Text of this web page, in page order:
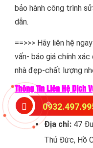
bảo hành công trình
dẫn.
==>>> Hãy liên hệ
vấn- báo giá chính
nhà đẹp-chất lượng
Thông Tin Liên Hệ Dịch
Tel:
Địa chỉ: 47
Thủ Đức, Hồ